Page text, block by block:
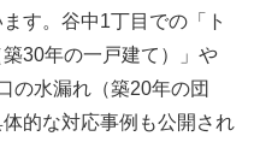
す。谷中1丁目での「ト
30年の一戸建て）」や
の水漏れ（築20年の団
的な対応事例も公開され